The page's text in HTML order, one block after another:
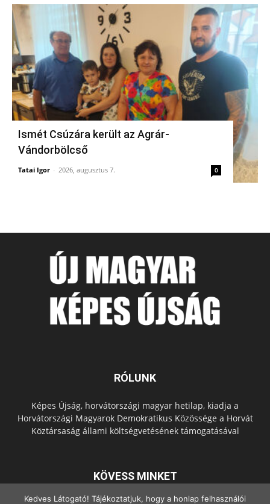
Ismét Csúzára került az Agrár-
Vándorbölcső
Tatai Igor - 2026, augusztus 7. 0
RÓLUNK
Képes Újság, horvátországi magyar hetilap, kiadja a
Horvátországi Magyarok Demokratikus Közössége a Horvát
Köztársaság állami költségvetésének támogatásával
KÖVESS MINKET
Kedves Látogató! Tájékoztatjuk, hogy a honlap felhasználói